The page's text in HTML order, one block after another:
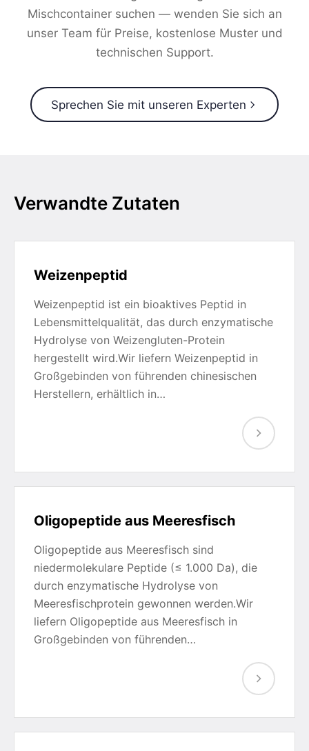
Mischcontainer suchen — wenden Sie sich an
unser Team für Preise, kostenlose Muster und
technischen Support.
Sprechen Sie mit unseren Experten
Verwandte Zutaten
Weizenpeptid
Weizenpeptid ist ein bioaktives Peptid in
Lebensmittelqualität, das durch enzymatische
Hydrolyse von Weizengluten-Protein
hergestellt wird.Wir liefern Weizenpeptid in
Großgebinden von führenden chinesischen
Herstellern, erhältlich in…
Oligopeptide aus Meeresfisch
Oligopeptide aus Meeresfisch sind
niedermolekulare Peptide (≤ 1.000 Da), die
durch enzymatische Hydrolyse von
Meeresfischprotein gewonnen werden.Wir
liefern Oligopeptide aus Meeresfisch in
Großgebinden von führenden…